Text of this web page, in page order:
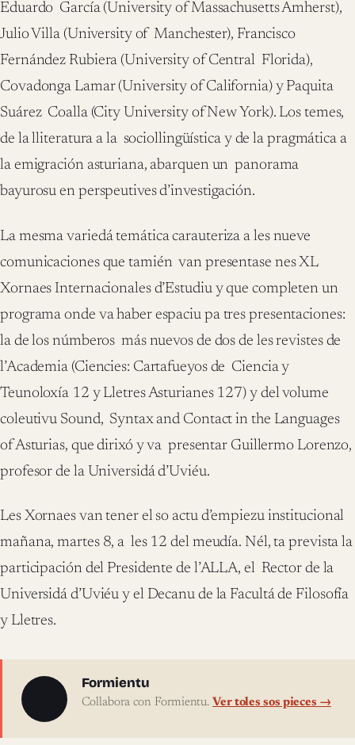
Eduardo García (University of Massachusetts Amherst),
Julio Villa (University of Manchester), Francisco
Fernández Rubiera (University of Central Florida),
Covadonga Lamar (University of California) y Paquita
Suárez Coalla (City University of New York). Los temes,
de la lliteratura a la sociollingüística y de la pragmática a
la emigración asturiana, abarquen un panorama
bayurosu en perspeutives d’investigación.
La mesma variedá temática carauteriza a les nueve
comunicaciones que tamién van presentase nes XL
Xornaes Internacionales d’Estudiu y que completen un
programa onde va haber espaciu pa tres presentaciones:
la de los númberos más nuevos de dos de les revistes de
l’Academia (Ciencies: Cartafueyos de Ciencia y
Teunoloxía 12 y Lletres Asturianes 127) y del volume
coleutivu Sound, Syntax and Contact in the Languages
of Asturias, que dirixó y va presentar Guillermo Lorenzo,
profesor de la Universidá d’Uviéu.
Les Xornaes van tener el so actu d’empiezu institucional
mañana, martes 8, a les 12 del meudía. Nél, ta prevista la
participación del Presidente de l’ALLA, el Rector de la
Universidá d’Uviéu y el Decanu de la Facultá de Filosofía
y Lletres.
Sobre l'autor
Formientu
Collabora con Formientu. Ver toles sos pieces →